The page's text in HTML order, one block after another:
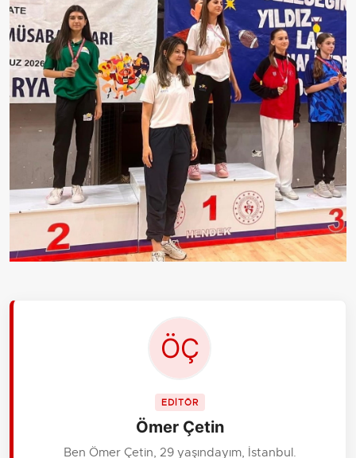
EDİTÖR
Ömer Çetin
Ben Ömer Çetin, 29 yaşındayım, İstanbul.